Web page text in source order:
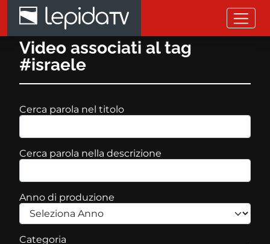
Salta al contenuto principale
Video associati al tag
#israele
Cerca parola nel titolo
Cerca parola nella descrizione
Anno di produzione
Categoria